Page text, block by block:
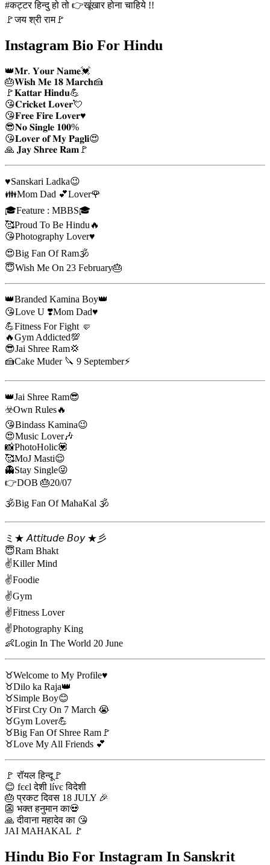
#कट्टर हिन्दु हो तो 👉खूंखार होना चाहिये !!
🚩जय श्री राम🚩
Instagram Bio For Hindu
👑𝐌𝐫. 𝐘𝐨𝐮𝐫 𝐍𝐚𝐦𝐞💓
🎂𝐖𝐢𝐬𝐡 𝐌𝐞 𝟏𝟖 𝐌𝐚𝐫𝐜𝐡🍰
🚩𝐊𝐚𝐭𝐭𝐚𝐫 𝐇𝐢𝐧𝐝𝐮💪
😘𝐂𝐫𝐢𝐜𝐤𝐞𝐭 𝐋𝐨𝐯𝐞𝐫💘
😘𝐅𝐫𝐞𝐞 𝐅𝐢𝐫𝐞 𝐋𝐨𝐯𝐞𝐫♥️
😎𝐍𝐨 𝐒𝐢𝐧𝐠𝐥𝐞 𝟏𝟎𝟎%
😘𝐋𝐨𝐯𝐞𝐫 𝐨𝐟 𝐌𝐲 𝐏𝐚𝐠𝐥𝐢😍
🙏 𝐉𝐚𝐲 𝐒𝐡𝐫𝐞𝐞 𝐑𝐚𝐦🚩
♥️Sanskari Ladka😉
👪Mom Dad 💕Lover🌹
🎓Feature : MBBS🎓
🥰Proud To Be Hindu🔥
😘Photography Lover♥️
😍Big Fan Of Ram🕉️
😇Wish Me On 23 February🎂
👑Branded Kamina Boy👑
😘Love U ❣️Mom Dad♥️
💪Fitness For Fight 🤛
🔥Gym Addicted💯
😎Jai Shree Ram💢
🍰Cake Muder 🔪 9 September⚡
👑Jai Shree Ram😎
☣️Own Rules🔥
😘Bindass Kamina😉
😍Music Lover🎶
📸PhotoHolic💟
🥰MoJ Masti😌
👻Stay Single😜
👉DOB 🎂20/07
🕉️Big Fan Of MahaKal 🕉️
ミ★ 𝘈𝘵𝘵𝘪𝘵𝘶𝘥𝘦 𝘉𝘰𝘺 ★彡
😇Ram Bhakt
✌️Killer Mind
✌️Foodie
✌️Gym
✌️Fitness Lover
✌Photography King
👶Login In The World 20 June
♉️Welcome to My Profile♥️
♉️Dilo ka Raja👑
♉️Simple Boy😊
♉️First Cry On 7 March 😭
♉️Gym Lover💪
♉️Big Fan Of Shree Ram🚩
♉️Love My All Friends 💕
🚩 रॉयल हिन्दू🚩
😊 fєєl देशी lívє विदेशी
🎂 प्रकट दिवस 18 JULY 🎉
👺 भक्त हनुमान का💀
🙏 दीवाना महादेव का 😘
JAI MAHAKAL 🚩
Hindu Bio For Instagram In Sanskrit